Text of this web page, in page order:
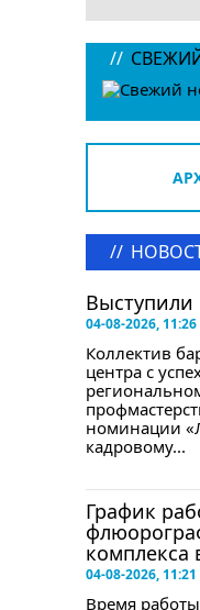
//
//
Выступили
04-08-2026, 11:26
Коллектив
центра с
номинации
кадровому...
График
комплекса
04-08-2026, 11:21
Время